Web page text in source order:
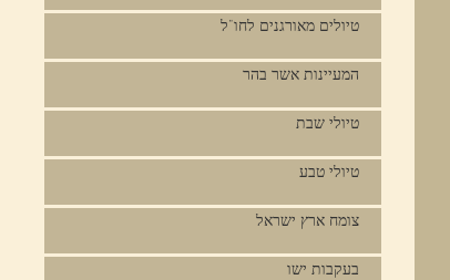
טיולים מאורגנים לחו"ל
המעיינות אשר בהר
טיולי שבת
טיולי טבע
צומח ארץ ישראל
בעקבות ישו